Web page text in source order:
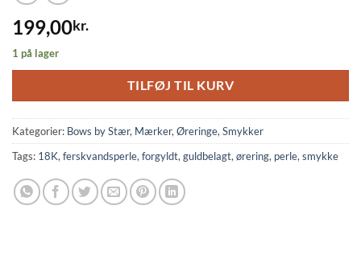
199,00kr.
1 på lager
TILFØJ TIL KURV
Kategorier: Bows by Stær, Mærker, Øreringe, Smykker
Tags: 18K, ferskvandsperle, forgyldt, guldbelagt, ørering, perle, smykke